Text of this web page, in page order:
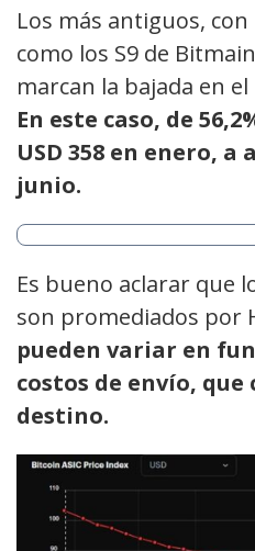
Los más antiguos,
como los S9 de
marcan la bajada en
En este caso, de
USD 358 en enero, a
junio.
Es bueno aclarar que
son promediados por
pueden variar en
costos de envío,
destino.